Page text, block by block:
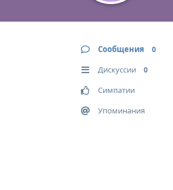
Сообщения 0
Дискуссии 0
Симпатии
Упоминания